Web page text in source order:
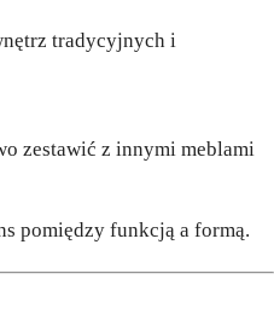
tradycyjnych i
zestawić z innymi meblami
pomiędzy funkcją a formą.